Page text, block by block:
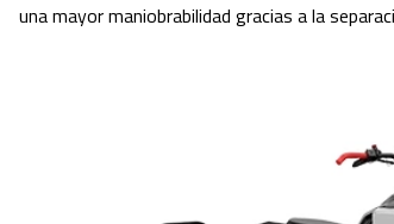
una mayor maniobrabilidad gracias a la